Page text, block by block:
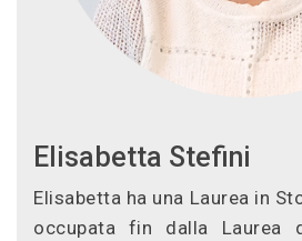
Elisabetta Stefini
Elisabetta ha una Laurea in
occupata fin dalla Laurea